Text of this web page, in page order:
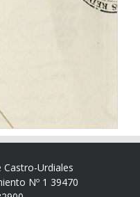
Urdiales
Nº 1 39470